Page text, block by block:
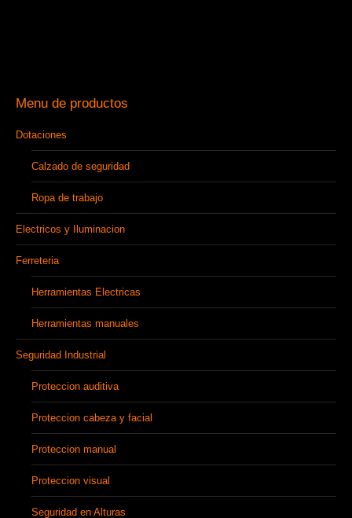
Menu de productos
Dotaciones
Calzado de seguridad
Ropa de trabajo
Electricos y Iluminacion
Ferreteria
Herramientas Electricas
Herramientas manuales
Seguridad Industrial
Proteccion auditiva
Proteccion cabeza y facial
Proteccion manual
Proteccion visual
Seguridad en Alturas